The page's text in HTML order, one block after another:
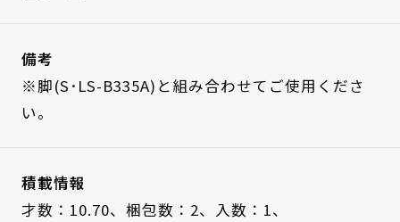
備考
※脚(S･LS-B335A)と組み合わせてご使用くださ
い。
積載情報
才数：10.70、 梱包数：2、 入数：1、